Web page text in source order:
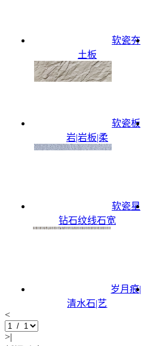
软瓷夯
土板
软瓷板
岩|岩板|柔
软瓷星
钻石纹线石宽
岁月痕|
清水石|艺
<
>|